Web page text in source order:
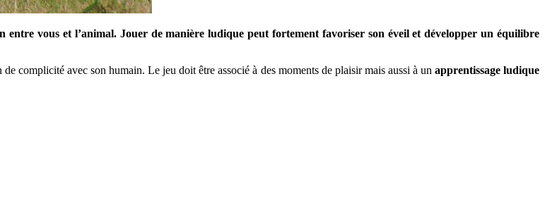
vous et l’animal. Jouer de manière ludique peut fortement favoriser son éveil et développer un équilibre
complicité avec son humain. Le jeu doit être associé à des moments de plaisir mais aussi à un apprentissage ludique